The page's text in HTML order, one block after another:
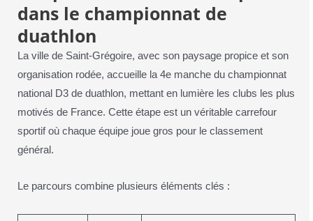
dans le championnat de
duathlon
La ville de Saint-Grégoire, avec son paysage propice et son
organisation rodée, accueille la 4e manche du championnat
national D3 de duathlon, mettant en lumière les clubs les plus
motivés de France. Cette étape est un véritable carrefour
sportif où chaque équipe joue gros pour le classement
général.
Le parcours combine plusieurs éléments clés :